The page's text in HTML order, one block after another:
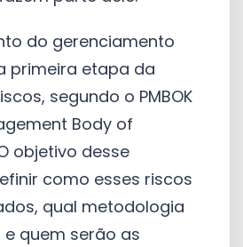
do gerenciamento
primeira etapa da
segundo o PMBOK
Body of
objetivo desse
como esses riscos
qual metodologia
quem serão as